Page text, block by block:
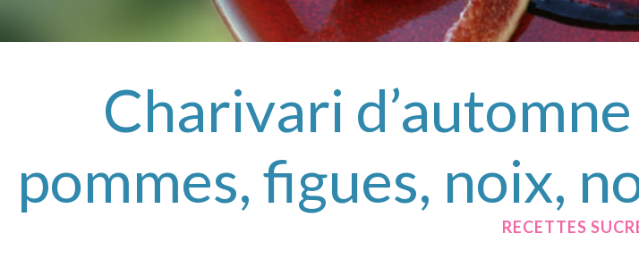
Charivari
pommes, figues, noix,
RECETTES